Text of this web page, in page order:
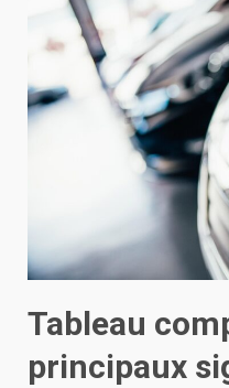
Tableau
principaux